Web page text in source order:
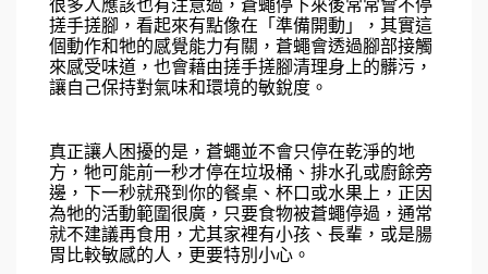
很多人應該也有注意過，蒼蠅停下來後常常會不停
搓手搓腳，看起來有點像在「準備開動」，其實這
個動作和牠的感覺能力有關，蒼蠅會透過腳部接觸
來感受味道，也會藉由搓手搓腳清理身上的髒污，
讓自己保持對氣味和環境的敏銳度。
真正讓人困擾的是，蒼蠅並不會只停在乾淨的地
方，牠可能前一秒才停在垃圾桶、排水孔或廚餘旁
邊，下一秒就飛到你的餐桌、杯口或水果上，正因
為牠的活動範圍很廣，只要食物被蒼蠅停過，通常
就不建議再食用，尤其家裡有小孩、長輩，或是腸
胃比較敏感的人，更要特別小心。